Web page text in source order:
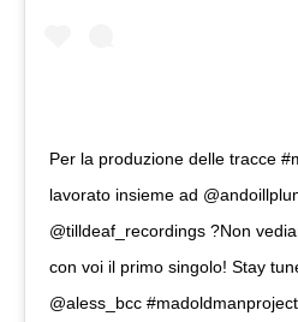
Per la produzione delle tracce
lavorato insieme ad
@tilldeaf_recordings ?Non
con voi il primo singolo! Stay
@aless_bcc